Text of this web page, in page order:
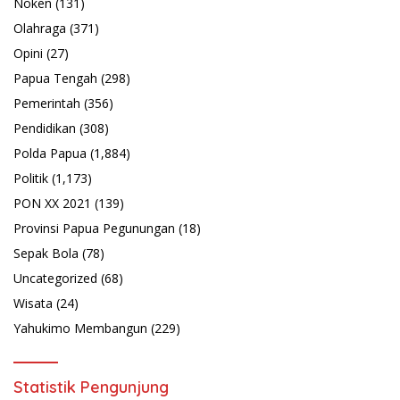
Olahraga (371)
Opini (27)
Papua Tengah (298)
Pemerintah (356)
Pendidikan (308)
Polda Papua (1,884)
Politik (1,173)
PON XX 2021 (139)
Provinsi Papua Pegunungan (18)
Sepak Bola (78)
Uncategorized (68)
Wisata (24)
Yahukimo Membangun (229)
Statistik Pengunjung